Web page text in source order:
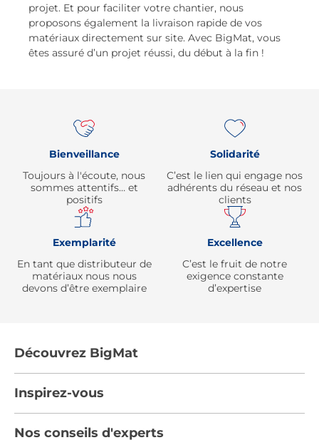
projet. Et pour faciliter votre chantier, nous
proposons également la livraison rapide de vos
matériaux directement sur site. Avec BigMat, vous
êtes assuré d’un projet réussi, du début à la fin !
Bienveillance
Toujours à l'écoute, nous
sommes attentifs… et
positifs
Solidarité
C’est le lien qui engage nos
adhérents du réseau et nos
clients
Exemplarité
En tant que distributeur de
matériaux nous nous
devons d’être exemplaire
Excellence
C’est le fruit de notre
exigence constante
d’expertise
Découvrez BigMat
Devenez adhérent
Inspirez-vous
Nos conseils d'experts